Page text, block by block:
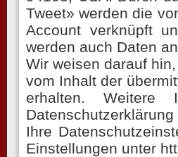
Tweet» werden die
Account verknüpft
werden auch Daten
Wir weisen darauf
vom Inhalt der
erhalten.
Ihre
Einstellungen unter